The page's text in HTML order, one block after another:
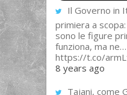
Il Governo in
primiera a
sono le figure
funziona, ma ne…
https://t.co/
8 years ago
Tajani, come